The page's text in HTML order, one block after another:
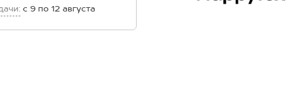
с 9 по 12 августа